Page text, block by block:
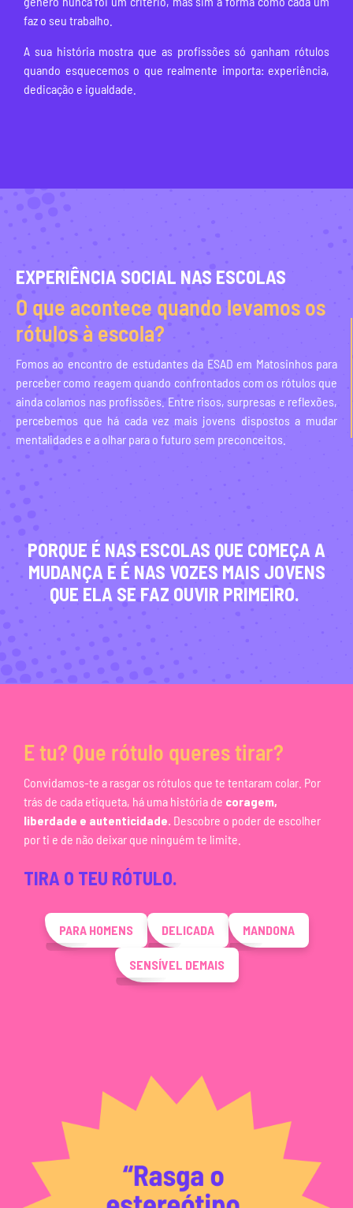
faz o seu trabalho.
A sua história mostra que as profissões só ganham rótulos
quando esquecemos o que realmente importa: experiência,
dedicação e igualdade.
PORQUE É NAS ESCOLAS QUE COMEÇA A
MUDANÇA E É NAS VOZES MAIS JOVENS
QUE ELA SE FAZ OUVIR PRIMEIRO.
EXPERIÊNCIA SOCIAL NAS ESCOLAS
O que acontece quando levamos os
rótulos à escola?
Fomos ao encontro de estudantes da ESAD em Matosinhos para
perceber como reagem quando confrontados com os rótulos que
ainda colamos nas profissões. Entre risos, surpresas e reflexões,
percebemos que há cada vez mais jovens dispostos a mudar
mentalidades e a olhar para o futuro sem preconceitos.
E tu? Que rótulo queres tirar?
Convidamos-te a rasgar os rótulos que te tentaram colar. Por
trás de cada etiqueta, há uma história de coragem,
liberdade e autenticidade. Descobre o poder de escolher
por ti e de não deixar que ninguém te limite.
TIRA O TEU RÓTULO.
PARA HOMENS DELICADA MANDONA
SENSÍVEL DEMAIS